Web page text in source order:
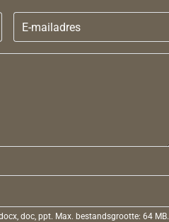
E-mailadres
doc, ppt. Max. bestandsgrootte: 64 MB.